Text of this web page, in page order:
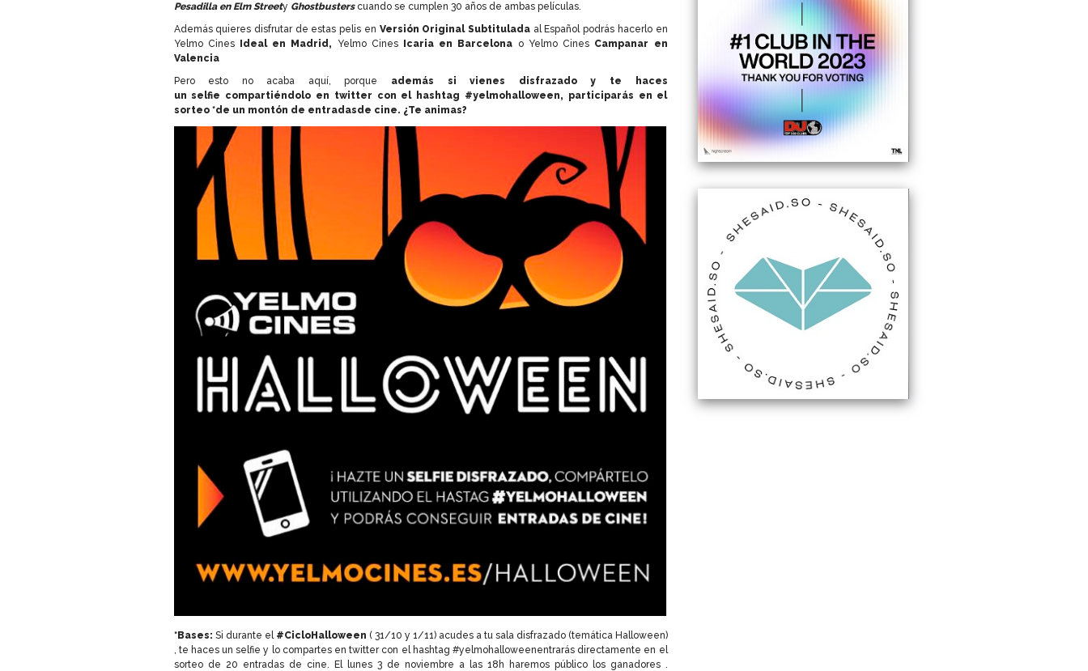
Pesadilla en Elm Streety Ghostbusters cuando se cumplen 30 años de ambas películas.
Además quieres disfrutar de estas pelis en Versión Original Subtituladaal Español podrás hacerlo en
Yelmo Cines
Ideal en Madrid, Yelmo Cines Icaria en Barcelona o Yelmo Cines Campanar en
Valencia
Pero esto no acaba aquí, porque además si vienes disfrazado y te haces
un selfie compartiéndolo en twitter con el hashtag #yelmohalloween, participarás en el
sorteo *de un montón de entradasde cine. ¿Te animas?
*Bases: Si durante el #CicloHalloween ( 31/10 y 1/11) acudes a tu sala disfrazado (temática Halloween)
, te haces un selfie y lo compartes en twitter con el hashtag #yelmohalloweenentrarás directamente en el
sorteo de 20 entradas de cine. El lunes 3 de noviembre a las 18h haremos público los ganadores .